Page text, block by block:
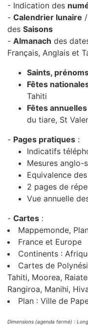
- Indication des
- Calendrier lunaire
des Saisons
- Almanach des
Français, Anglais et
Saints,
Fêtes
Tahiti
Fêtes annuelles
du tiare, St
- Pages pratiques :
Indicatifs
Mesures anglo-
Equivalence
2 pages de
Vue annuelle
- Cartes :
Mappemonde,
France et Europe
Continents :
Cartes de
Tahiti, Moorea,
Rangiroa, Manihi,
Plan : Ville de
Dimensions (agenda fermé) :